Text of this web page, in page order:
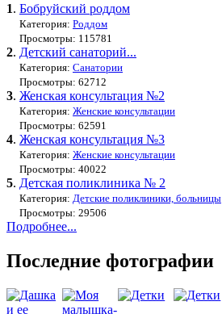
1. Бобруйский роддом
Категория: Роддом
Просмотры: 115781
2. Детский санаторий...
Категория: Санатории
Просмотры: 62712
3. Женская консультация №2
Категория: Женские консультации
Просмотры: 62591
4. Женская консультация №3
Категория: Женские консультации
Просмотры: 40022
5. Детская поликлиника № 2
Категория: Детские поликлиники, больницы
Просмотры: 29506
Подробнее...
Последние фотографии